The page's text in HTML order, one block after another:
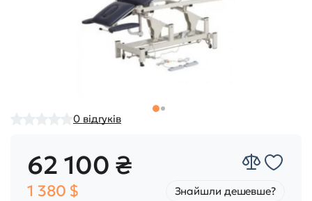
0 відгуків
62 100 ₴
1 380 $ Знайшли дешевше?